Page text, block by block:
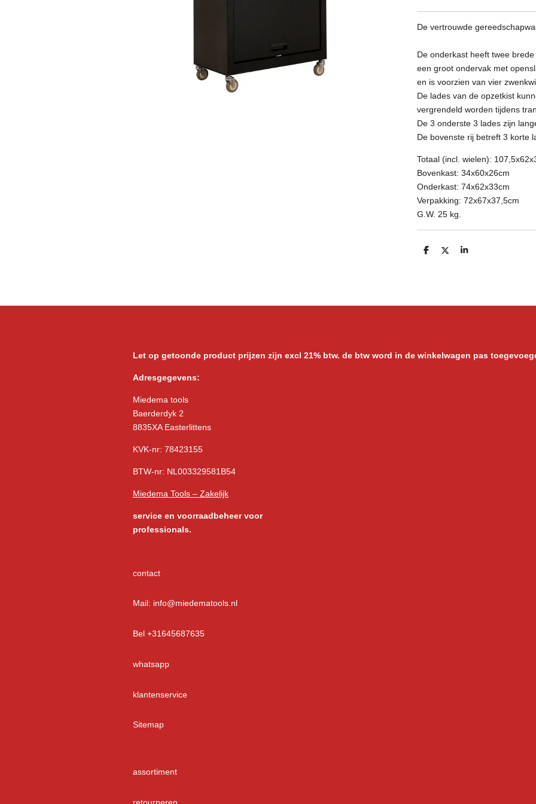
De vertrouwde
De onderkast heeft twee
een groot ondervak met
en is voorzien van vier
De lades van de opzetkist
vergrendeld worden tijdens
De 3 onderste 3 lades zijn
De bovenste rij betreft 3 korte
Totaal (incl. wielen):
Bovenkast: 34x60x26cm
Onderkast: 74x62x33cm
Verpakking: 72x67x37,5cm
G.W. 25 kg.
D
D
S
Let op getoonde product prijzen zijn excl 21% btw. de btw word in de winkelwagen pas
Adresgegevens:
Miedema tools
Baerderdyk 2
8835XA Easterlittens
KVK-nr: 78423155
BTW-nr: NL003329581B54
Miedema Tools – Zakelijk
service en voorraadbeheer voor
professionals.
contact
Mail: info@miedematools.nl
Bel +31645687635
whatsapp
klantenservice
Sitemap
assortiment